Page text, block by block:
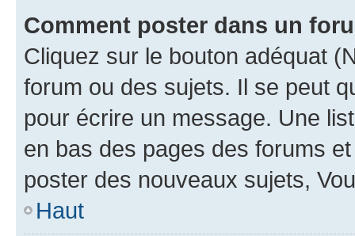
Comment poster dans un
Cliquez sur le bouton adéquat
forum ou des sujets. Il se peut
pour écrire un message. Une
en bas des pages des forums
poster des nouveaux sujets,
Haut